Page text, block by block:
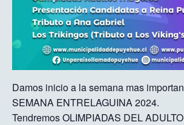
Damos inicio a la semana mas
SEMANA ENTRELAGUINA 2024.
Tendremos OLIMPIADAS DEL